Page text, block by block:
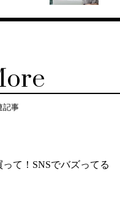
記事
って！SNSでバズってる